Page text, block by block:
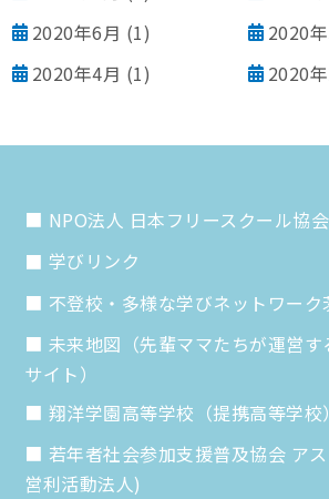
2020年6月 (1) 2020
2020年4月 (1) 2020
NPO法人 日本フリースクール協会
学びリンク
不登校・多様な学びネットワーク
未来地図（先輩ママたちが運営
サイト）
翔洋学園高等学校（提携高等学校）
若年者社会参加支援普及協会 ア
営利活動法人)